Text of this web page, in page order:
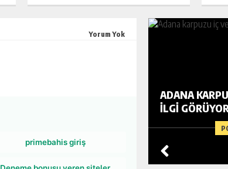
Yorum Yok
primebahis giriş
ADANA
ILGI